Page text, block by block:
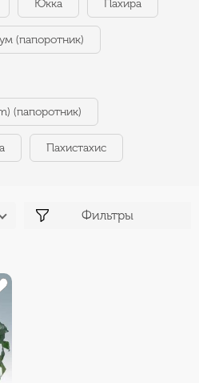
Юкка Пахира
(папоротник)
(папоротник)
Пахистахис
Фильтры